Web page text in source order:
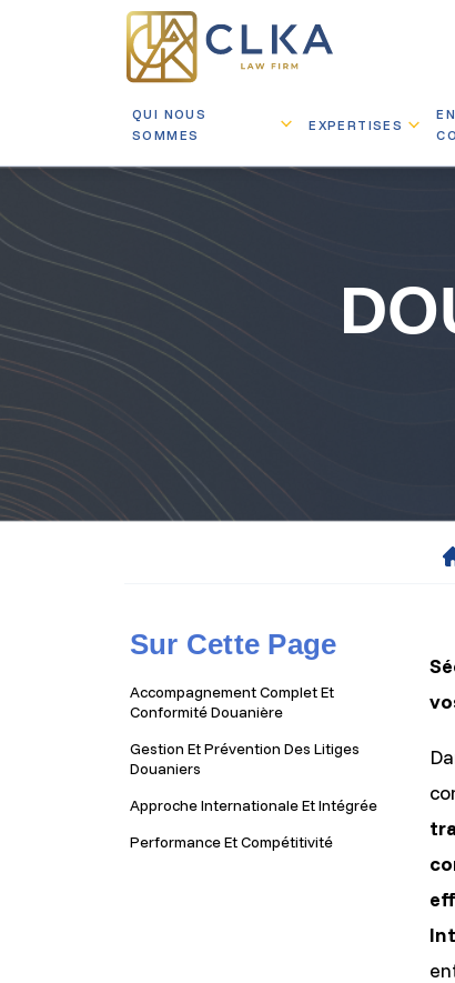
QUI NOUS
SOMMES
EXPERTISES
A
Sur Cette Page
Accompagnement Complet Et
Conformité Douanière
Gestion Et Prévention Des Litiges
Douaniers
Approche Internationale Et Intégrée
Performance Et Compétitivité